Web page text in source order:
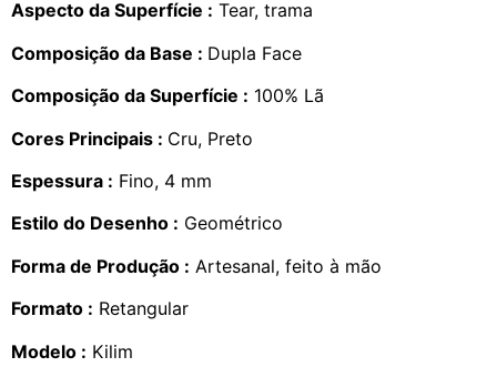
Aspecto da Superfície : Tear, trama
Composição da Base : Dupla Face
Composição da Superfície : 100% Lã
Cores Principais : Cru, Preto
Espessura : Fino, 4 mm
Estilo do Desenho : Geométrico
Forma de Produção : Artesanal, feito à mão
Formato : Retangular
Modelo : Kilim